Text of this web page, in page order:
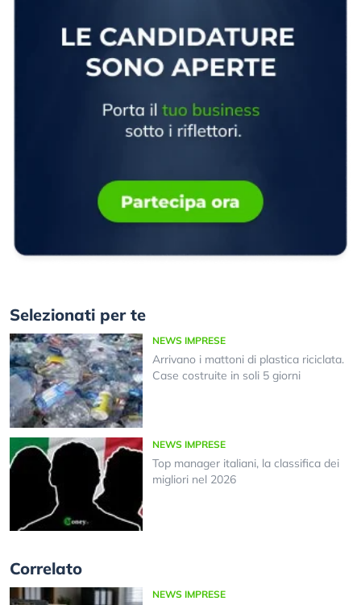
Selezionati per te
NEWS IMPRESE
Arrivano i mattoni di plastica riciclata.
Case costruite in soli 5 giorni
NEWS IMPRESE
Top manager italiani, la classifica dei
migliori nel 2026
Correlato
NEWS IMPRESE